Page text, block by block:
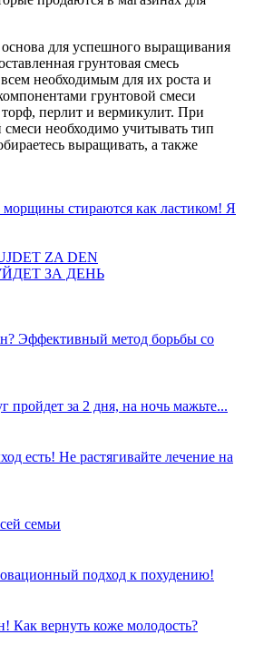
для успешного выращивания
грунтовая смесь
необходимым для их роста и
грунтовой смеси
перлит и вермикулит. При
смеси необходимо учитывать тип
выращивать, а также
морщины стираются как ластиком! Я
ЗА ДЕНЬ
Эффективный метод борьбы со
пройдет за 2 дня, на ночь мажьте...
есть! Не растягивайте лечение на
семьи
подход к похудению!
Как вернуть коже молодость?